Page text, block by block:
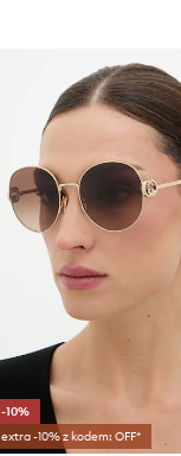
-10%
extra -10% z kodem: OFF*